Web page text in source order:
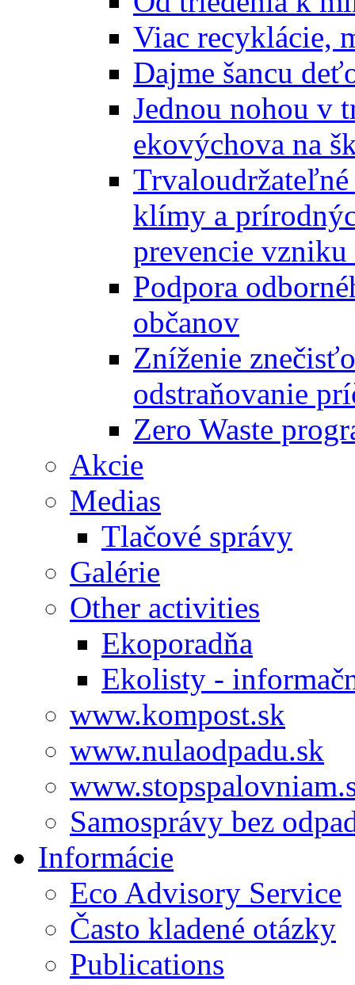
Viac recyklácie,
Dajme šancu
Jednou nohou v
ekovýchova na
klímy a
prevencie vzniku
Podpora
občanov
Zníženie
odstraňovanie
Zero Waste
Akcie
Medias
Tlačové správy
Galérie
Other activities
Ekoporadňa
Ekolisty -
www.kompost.sk
www.nulaodpadu.sk
Samosprávy bez
Informácie
Eco Advisory Service
Často kladené otázky
Publications